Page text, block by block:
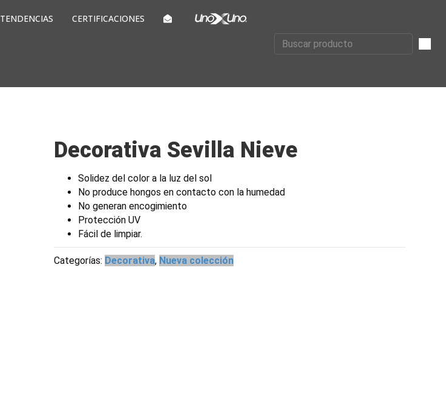
TENDENCIAS CERTIFICACIONES
Decorativa Sevilla Nieve
Solidez del color a la luz del sol
No produce hongos en contacto con la humedad
No generan encogimiento
Protección UV
Fácil de limpiar.
Categorías: Decorativa, Nueva colección